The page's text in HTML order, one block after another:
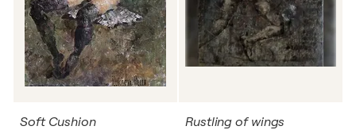
Soft Cushion Rustling of wings